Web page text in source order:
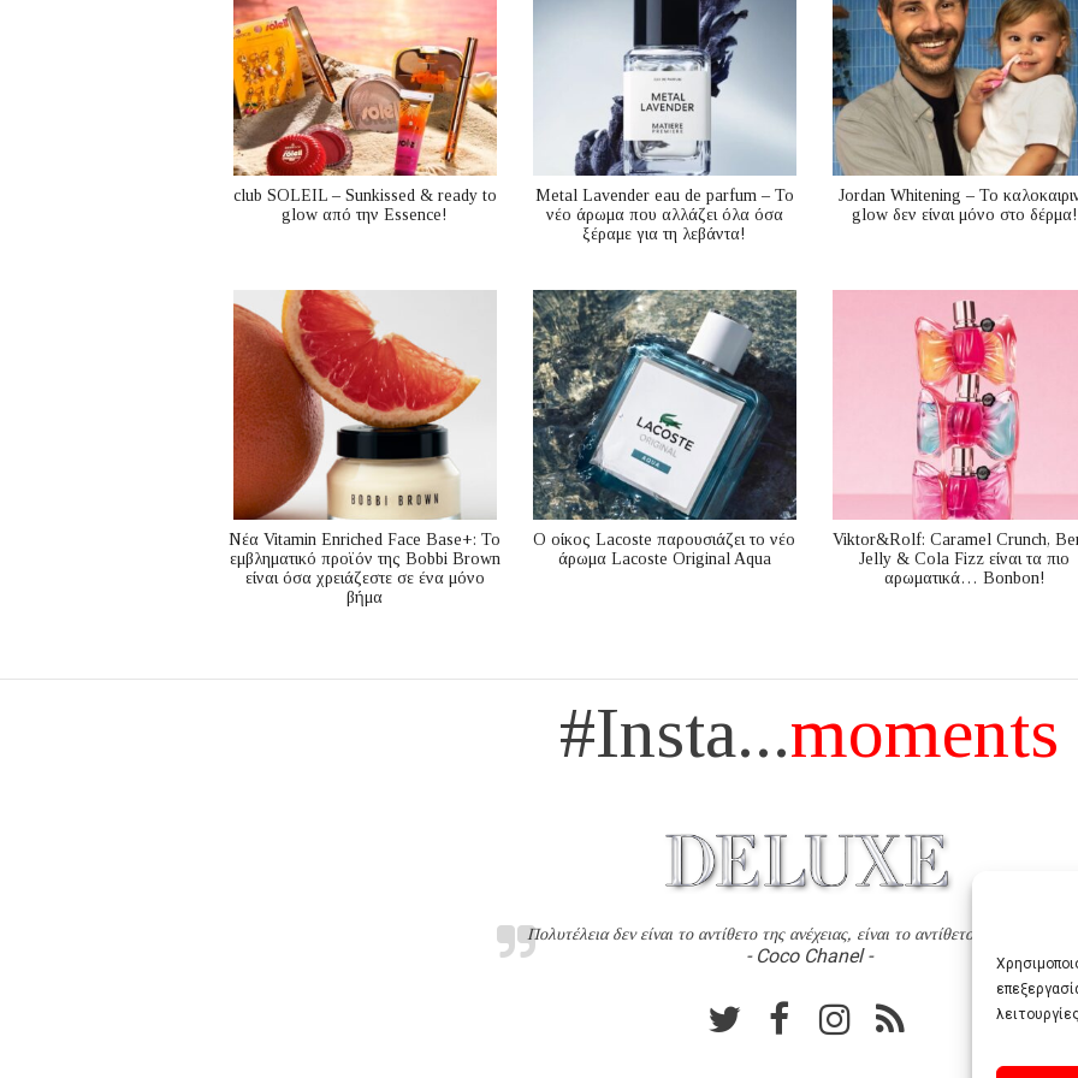
club SOLEIL – Sunkissed & ready to
glow από την Essence!
Metal Lavender eau de parfum – Το
νέο άρωμα που αλλάζει όλα όσα
ξέραμε για τη λεβάντα!
Jordan Whitening – Το
glow δεν είναι μόνο στο δέρμα!
Nέα Vitamin Enriched Face Base+: Το
εμβληματικό προϊόν της Bobbi Brown
είναι όσα χρειάζεστε σε ένα μόνο
βήμα
Ο οίκος Lacoste παρουσιάζει το νέο
άρωμα Lacoste Original Aqua
Viktor&Rolf: Caramel Crunch,
Jelly & Cola Fizz είναι τα πιο
αρωματικά… Bonbon!
#Insta...moments
Πολυτέλεια δεν είναι το αντίθετο της ανέχειας, είναι το αντίθετο της
- Coco Chanel -